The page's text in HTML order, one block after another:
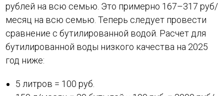
рублей на всю семью. Это примерно 167–317 руб/
месяц на всю семью. Теперь следует провести
сравнение с бутилированной водой. Расчет для
бутилированной воды низкого качества на 2025
год ниже:
5 литров = 100 руб.